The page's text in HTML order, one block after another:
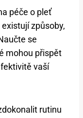
péče o pleť
způsoby,
se
mohou přispět
vaší
rutinu